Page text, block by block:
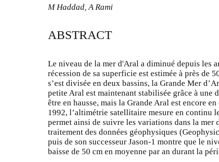
M Haddad, A Rami
ABSTRACT
Le niveau de la mer d'Aral a diminué depuis les
récession de sa superficie est estimée à près de
s’est divisée en deux bassins, la Grande Mer
petite Aral est maintenant stabilisée grâce à une
être en hausse, mais la Grande Aral est encore
1992, l’altimétrie satellitaire mesure en continu
permet ainsi de suivre les variations dans la mer
traitement des données géophysiques
puis de son successeur Jason-1 montre que le
baisse de 50 cm en moyenne par an durant la